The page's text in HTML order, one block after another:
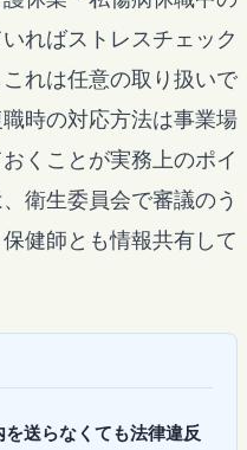
ればストレスチェック
れは任意の取り扱いで
時の対応方法は事業場
くことが実務上のポイ
衛生委員会で審議のう
健師とも情報共有して
送らなくても法律違反